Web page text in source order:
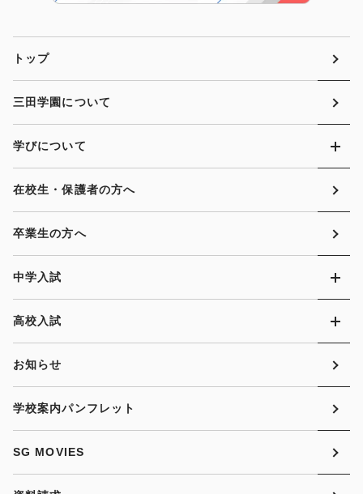
トップ
三田学園について
学びについて
在校生・保護者の方へ
卒業生の方へ
中学入試
高校入試
お知らせ
学校案内パンフレット
SG MOVIES